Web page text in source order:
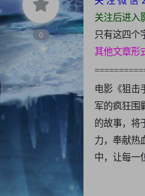
0
关注后进入
只有这四个
其他文章形
电影《狙击
军的疯狂围
的故事，将
力，奉献热
中，让每一